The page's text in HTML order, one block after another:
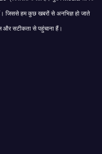
जिससे हम कुछ खबरों से अनभिज्ञ हो जाते
और सटीकता से पहुंचाना हैं।